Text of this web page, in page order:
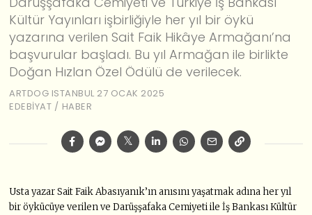
Kültür Yayınları işbirliğiyle her yıl bir öykü
yazarına verilen Sait Faik Hikâye Armağanı’na
başvurular başladı. Bu yıl Armağan ile birlikte
Doğan Hızlan Özel Ödülü de verilecek.
ARTDOG ISTANBUL 27 OCAK 2025
EDEBIYAT / HABER
Usta yazar Sait Faik Abasıyanık’ın anısını yaşatmak adına her yıl
bir öykücüye verilen ve Darüşşafaka Cemiyeti ile İş Bankası Kültür